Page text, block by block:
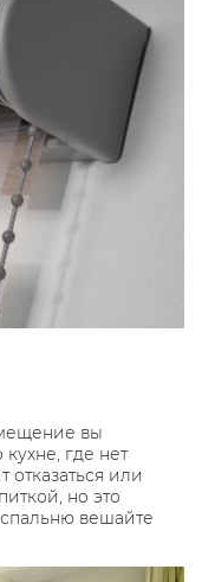
вы
где нет
или
но это
вешайте